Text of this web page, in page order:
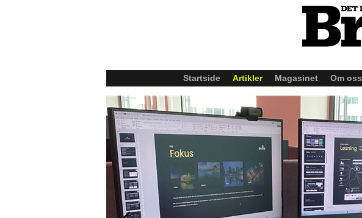
Startside Artikler Magasinet Om oss